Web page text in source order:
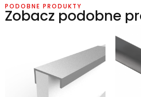
PODOBNE PRODUKTY
Zobacz podobne